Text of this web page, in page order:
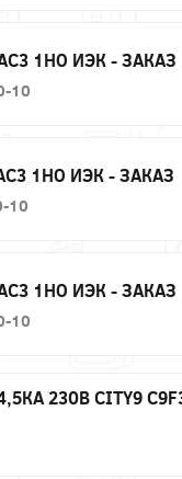
1НО ИЭК - ЗАКАЗ
10
1НО ИЭК - ЗАКАЗ
10
1НО ИЭК - ЗАКАЗ
10
230В CITY9